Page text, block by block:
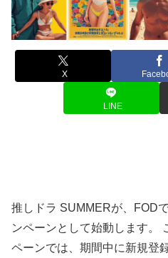
X
LINE
推しドラ SUMMERが、FOD
ンペーンとして始動します。
ペーンでは、期間中に新規登